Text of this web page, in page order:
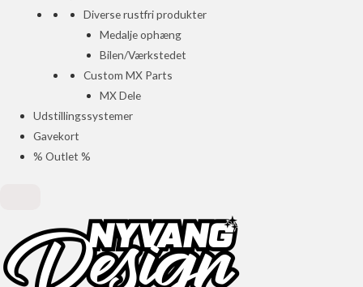
Diverse rustfri produkter
Medalje ophæng
Bilen/Værkstedet
Custom MX Parts
MX Dele
Udstillingssystemer
Gavekort
% Outlet %